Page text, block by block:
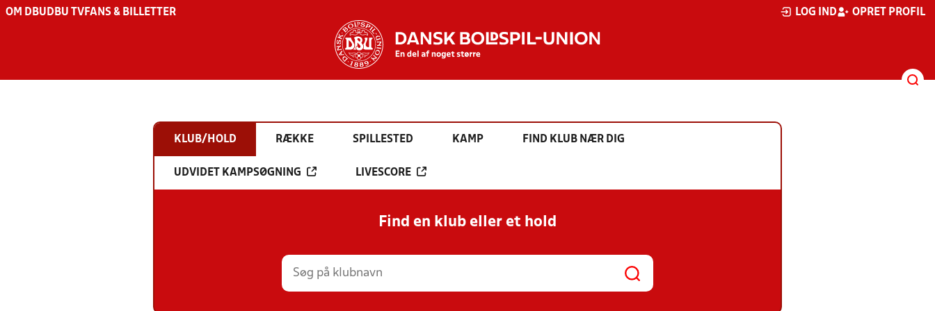
OM DBU DBU TV FANS & BILLETTER LOG IND OPRET PROFIL
KLUB/HOLD RÆKKE SPILLESTED KAMP FIND KLUB NÆR DIG
UDVIDET KAMPSØGNING LIVESCORE
Find en klub eller et hold